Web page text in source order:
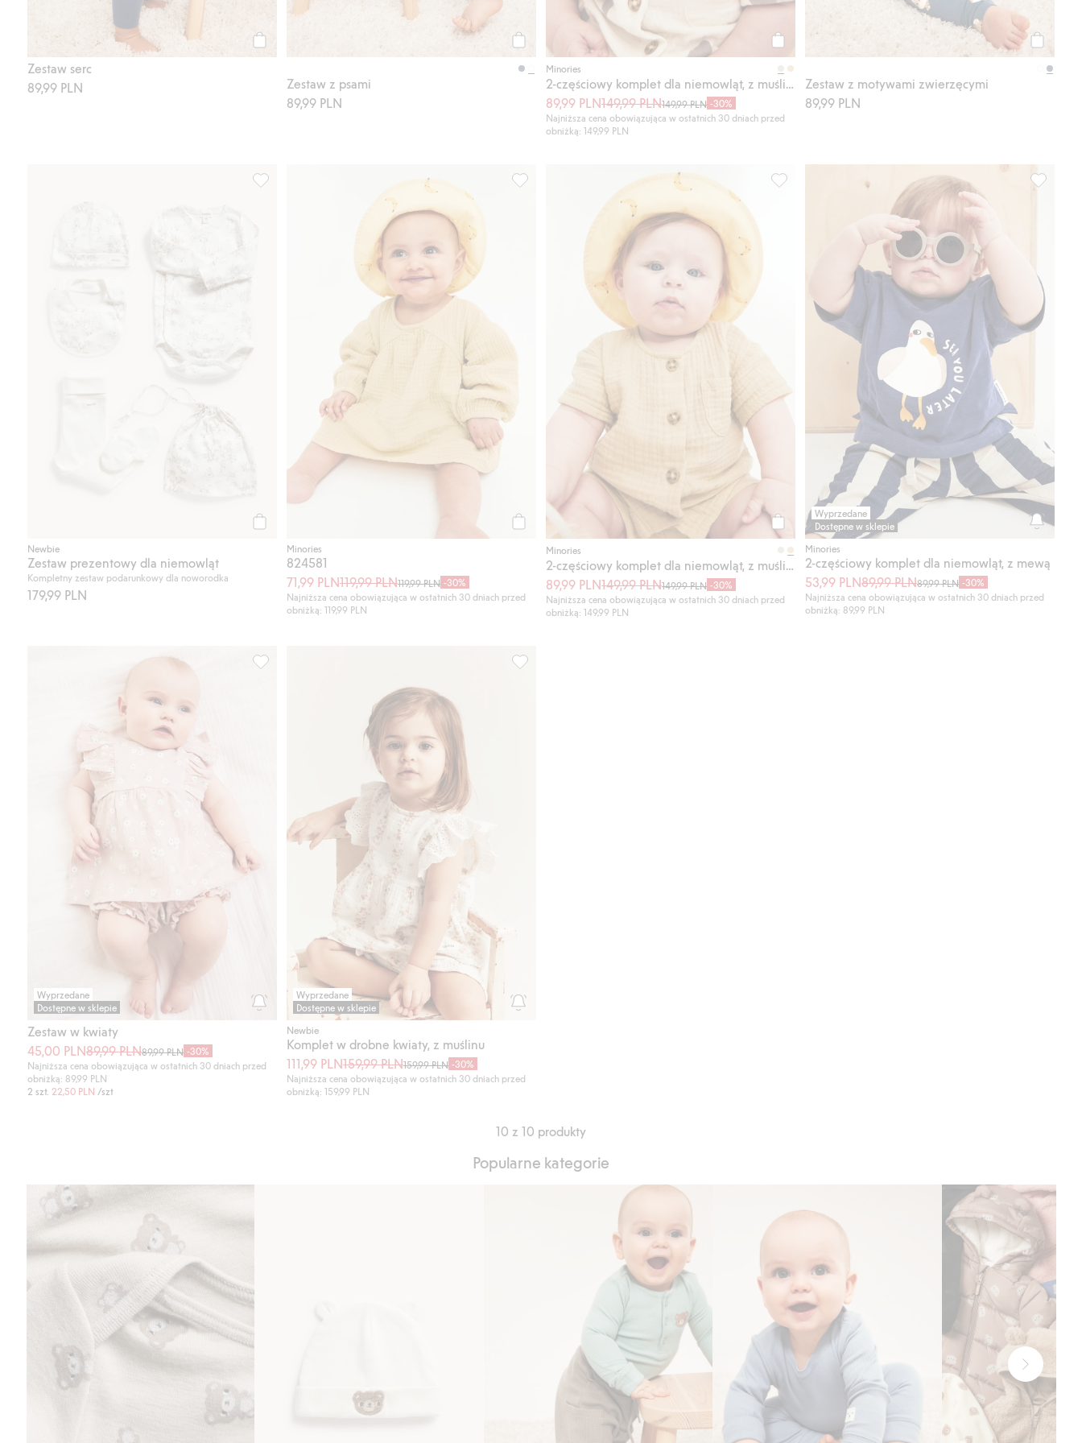
Kup
Zestaw serc
89,99 PLN
Kup
Zestaw z psami
89,99 PLN
Kup
Minories
2-częściowy komplet dla niemowląt, z muślinu
89,99 PLN149,99 PLN149,99 PLN -30%
Najniższa cena obowiązująca w ostatnich 30 dniach przed
obniżką: 149,99 PLN
Kup
Zestaw z motywami zwierzęcymi
89,99 PLN
Newbie
Zestaw prezentowy dla niemowląt
Kompletny zestaw podarunkowy dla noworodka
179,99 PLN
Zestaw prezentowy dla niemowląt, Dodaj do listy ulubione
Minories
824581
71,99 PLN119,99 PLN119,99 PLN -30%
Najniższa cena obowiązująca w ostatnich 30 dniach przed
obniżką: 119,99 PLN
824581, Dodaj do listy ulubione
Kup
Minories
2-częściowy komplet dla niemowląt, z muślinu
89,99 PLN149,99 PLN149,99 PLN -30%
Najniższa cena obowiązująca w ostatnich 30 dniach przed
obniżką: 149,99 PLN
2-częściowy komplet dla niemowląt, z muślinu, Dodaj
Wyprzedane
Dostępne w sklepie
Minories
2-częściowy komplet dla niemowląt, z mewą
53,99 PLN89,99 PLN89,99 PLN -30%
Najniższa cena obowiązująca w ostatnich 30 dniach przed
obniżką: 89,99 PLN
Wyprzedane
Dostępne w sklepie
Zestaw w kwiaty
45,00 PLN89,99 PLN89,99 PLN -30%
Najniższa cena obowiązująca w ostatnich 30 dniach przed
obniżką: 89,99 PLN
2 szt. 22,50 PLN /szt
Wyprzedane
Dostępne w sklepie
Newbie
Komplet w drobne kwiaty, z muślinu
111,99 PLN159,99 PLN159,99 PLN -30%
Najniższa cena obowiązująca w ostatnich 30 dniach przed
obniżką: 159,99 PLN
10 z 10 produkty
Popularne kategorie